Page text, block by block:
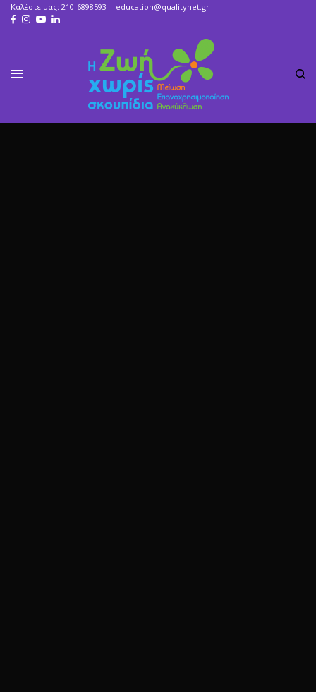
Καλέστε μας: 210-6898593 | education@qualitynet.gr